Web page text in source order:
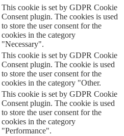
This cookie is set by GDPR Cookie
Consent plugin. The cookies is used
to store the user consent for the
cookies in the category
"Necessary".
This cookie is set by GDPR Cookie
Consent plugin. The cookie is used
to store the user consent for the
cookies in the category "Other.
This cookie is set by GDPR Cookie
Consent plugin. The cookie is used
to store the user consent for the
cookies in the category
"Performance".